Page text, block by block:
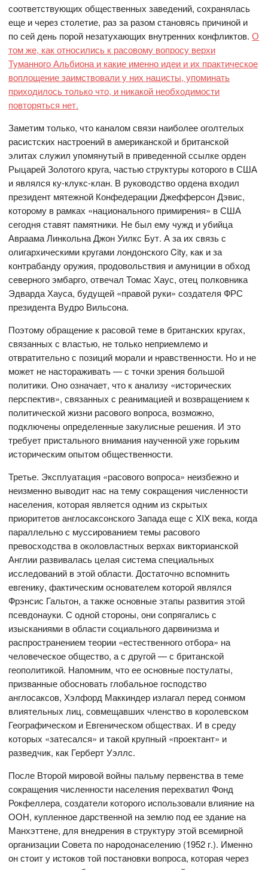
соответствующих общественных заведений, сохранялась
еще и через столетие, раз за разом становясь причиной и
по сей день порой незатухающих внутренних конфликтов.О
том же, как относились к расовому вопросу верхи
Туманного Альбиона и какие именно идеи и их практическое
воплощение заимствовали у них нацисты, упоминать
приходилось только что, и никакой необходимости
повторяться нет.
Заметим только, что каналом связи наиболее оголтелых
расистских настроений в американской и британской
элитах служил упомянутый в приведенной ссылке орден
Рыцарей Золотого круга, частью структуры которого в США
и являлся ку-клукс-клан. В руководство ордена входил
президент мятежной Конфедерации Джефферсон Дэвис,
которому в рамках «национального примирения» в США
сегодня ставят памятники. Не был ему чужд и убийца
Авраама Линкольна Джон Уилкс Бут. А за их связь с
олигархическими кругами лондонского City, как и за
контрабанду оружия, продовольствия и амуниции в обход
северного эмбарго, отвечал Томас Хаус, отец полковника
Эдварда Хауса, будущей «правой руки» создателя ФРС
президента Вудро Вильсона.
Поэтому обращение к расовой теме в британских кругах,
связанных с властью, не только неприемлемо и
отвратительно с позиций морали и нравственности. Но и не
может не настораживать — с точки зрения большой
политики. Оно означает, что к анализу «исторических
перспектив», связанных с реанимацией и возвращением к
политической жизни расового вопроса, возможно,
подключены определенные закулисные решения. И это
требует пристального внимания наученной уже горьким
историческим опытом общественности.
Третье. Эксплуатация «расового вопроса» неизбежно и
неизменно выводит нас на тему сокращения численности
населения, которая является одним из скрытых
приоритетов англосаксонского Запада еще с XIX века, когда
параллельно с муссированием темы расового
превосходства в околовластных верхах викторианской
Англии развивалась целая система специальных
исследований в этой области. Достаточно вспомнить
евгенику, фактическим основателем которой являлся
Фрэнсис Гальтон, а также основные этапы развития этой
псевдонауки. С одной стороны, они сопрягались с
изысканиями в области социального дарвинизма и
распространением теории «естественного отбора» на
человеческое общество, а с другой — с британской
геополитикой. Напомним, что ее основные постулаты,
призванные обосновать глобальное господство
англосаксов, Хэлфорд Маккиндер излагал перед сонмом
влиятельных лиц, совмещавших членство в королевском
Географическом и Евгеническом обществах. И в среду
которых «затесался» и такой крупный «проектант» и
разведчик, как Герберт Уэллс.
После Второй мировой войны пальму первенства в теме
сокращения численности населения перехватил Фонд
Рокфеллера, создатели которого использовали влияние на
ООН, купленное дарственной на землю под ее здание на
Манхэттене, для внедрения в структуру этой всемирной
организации Совета по народонаселению (1952 г.). Именно
он стоит у истоков той постановки вопроса, которая через